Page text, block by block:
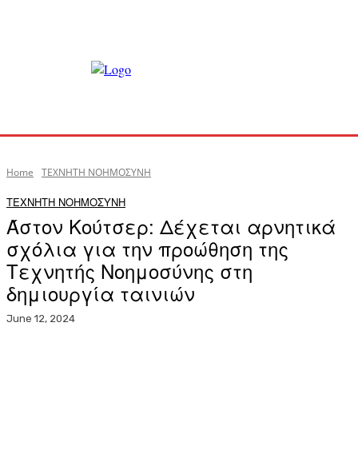
Home ΤΕΧΝΗΤΗ ΝΟΗΜΟΣΥΝΗ
ΤΕΧΝΗΤΗ ΝΟΗΜΟΣΥΝΗ
Άστον Κούτσερ: Δέχεται αρνητικά
σχόλια για την προώθηση της
Τεχνητής Νοημοσύνης στη
δημιουργία ταινιών
June 12, 2024